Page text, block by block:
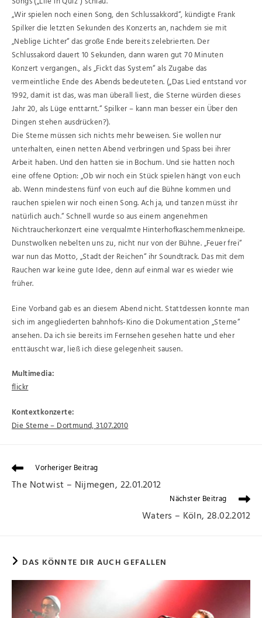
„Wir spielen noch einen Song, den Schlussakkord“, kündigte Frank
Spilker die letzten Sekunden des Konzerts an, nachdem sie mit
„Neblige Lichter“ das große Ende bereits zelebrierten. Der
Schlussakord dauert 10 Sekunden, dann waren gut 70 Minuten
Konzert vergangen., als „Fickt das System“ als Zugabe das
vermeintliche Ende des Abends bedeuteten. („Das Lied entstand vor
1992, damit ist das, was man überall liest, die Sterne würden dieses
Jahr 20, als Lüge enttarnt.“ Spilker – kann man besser ein Über den
Dingen stehen ausdrücken?).
Die Sterne müssen sich nichts mehr beweisen. Sie wollen nur
unterhalten, einen netten Abend verbringen und Spass bei ihrer
Arbeit haben. Und den hatten sie in Bochum. Und sie hatten noch
eine offene Option: „Ob wir noch ein Stück spielen hängt von euch
ab. Wenn mindestens fünf von euch auf die Bühne kommen und
rauchen spielen wir noch einen Song. Ach ja, und tanzen müsst ihr
natürlich auch.“ Schnell wurde so aus einem angenehmen
Nichtraucherkonzert eine verqualmte Hinterhofkaschemmenkneipe.
Dunstwolken nebelten uns zu, nicht nur von der Bühne. „Feuer frei“
war nun das Motto, „Stadt der Reichen“ ihr Soundtrack. Das mit dem
Rauchen war keine gute Idee, denn auf einmal war es wieder wie
früher.
Eine Vorband gab es an diesem Abend nicht. Stattdessen konnte man
sich im angegliederten bahnhofs-Kino die Dokumentation „Sterne“
ansehen. Da ich sie bereits im Fernsehen gesehen hatte und eher
enttäuscht war, ließ ich diese gelegenheit sausen.
Multimedia:
flickr
Kontextkonzerte:
Die Sterne – Dortmund, 31.07.2010
Vorheriger Beitrag
The Notwist – Nijmegen, 22.01.2012
Nächster Beitrag
Waters – Köln, 28.02.2012
DAS KÖNNTE DIR AUCH GEFALLEN